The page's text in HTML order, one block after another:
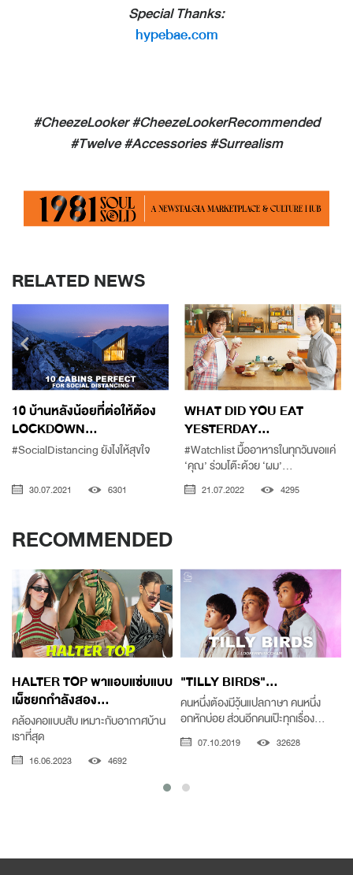
Special Thanks:
hypebae.com
#CheezeLooker #CheezeLookerRecommended
#Twelve #Accessories #Surrealism
RELATED NEWS
10 บ้านหลังน้อยที่ต่อให้ต้อง
LOCKDOWN...
#SocialDistancing ยังไงให้สุขใจ
30.07.2021 6301
WHAT DID YOU EAT
YESTERDAY...
#Watchlist มื้ออาหารในทุกวันขอแค่
‘คุณ’ ร่วมโต๊ะด้วย ‘ผม’...
21.07.2022 4295
RECOMMENDED
HALTER TOP พาแอบแซ่บแบบ
เผ็ชยกกำลังสอง...
คล้องคอแบบสับ เหมาะกับอากาศบ้าน
เราที่สุด
16.06.2023 4692
"TILLY BIRDS"...
คนหนึ่งต้องมีวุ้นแปลภาษา คนหนึ่ง
อกหักบ่อย ส่วนอีกคนเป๊ะทุกเรื่อง...
07.10.2019 32628